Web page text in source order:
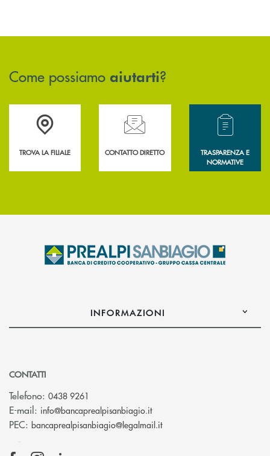
Come possiamo aiutarti?
Accedi all' elenco completo delle filiali .
TROVA LA FILIALE
Hai bisogno di assistenza immediata?
CONTATTO DIRETTO
Hai bisogno di
TRASPARENZA E
NORMATIVE
INFORMAZIONI
CONTATTI
Telefono: 0438 9261
E-mail: info@bancaprealpisanbiagio.it(si apre l’app di posta
PEC: bancaprealpisanbiagio@legalmail.it(si apre l’app di posta